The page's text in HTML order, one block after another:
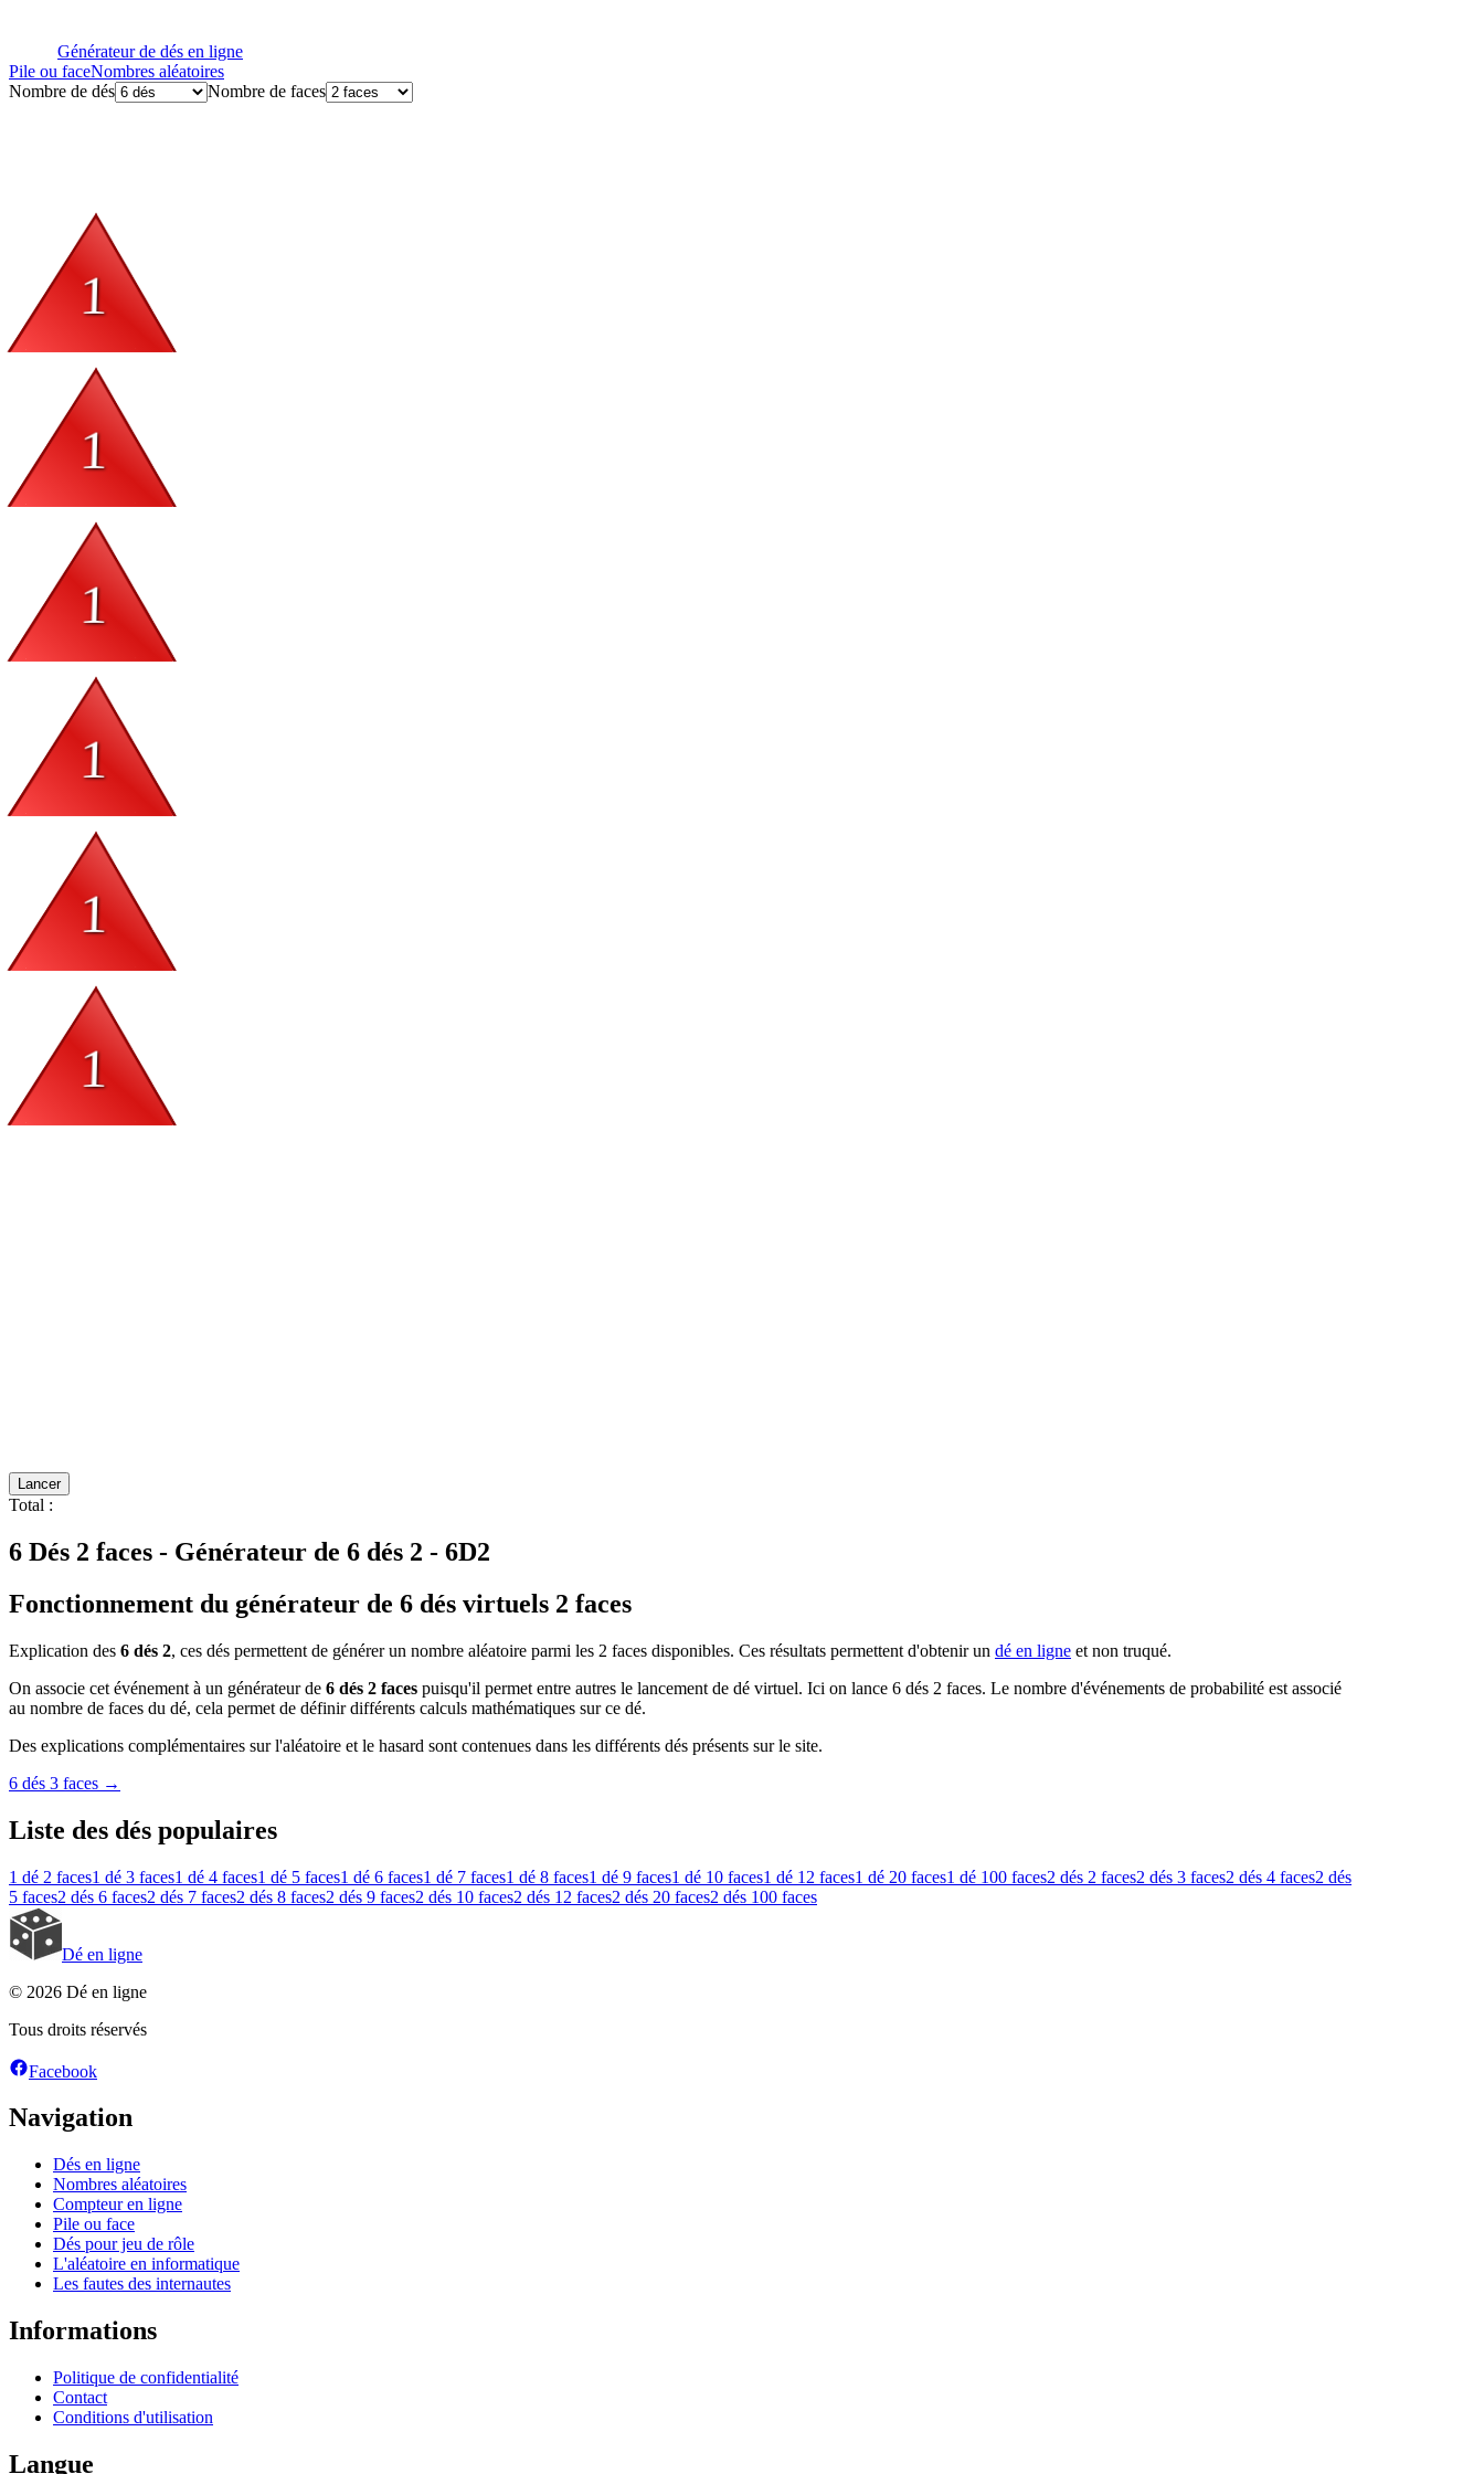
Générateur de dés en ligne
Pile ou faceNombres aléatoires
Nombre de dés
Nombre de faces
Lancer
Total :
6 Dés 2 faces - Générateur de 6 dés 2 - 6D2
Fonctionnement du générateur de 6 dés virtuels 2 faces
Explication des 6 dés 2, ces dés permettent de générer un nombre aléatoire parmi les 2 faces disponibles. Ces résultats permettent d'obtenir un dé en ligne et non truqué.
On associe cet événement à un générateur de 6 dés 2 faces puisqu'il permet entre autres le lancement de dé virtuel. Ici on lance 6 dés 2 faces. Le nombre d'événements de probabilité est associé
au nombre de faces du dé, cela permet de définir différents calculs mathématiques sur ce dé.
Des explications complémentaires sur l'aléatoire et le hasard sont contenues dans les différents dés présents sur le site.
6 dés 3 faces →
Liste des dés populaires
1 dé 2 faces1 dé 3 faces1 dé 4 faces1 dé 5 faces1 dé 6 faces1 dé 7 faces1 dé 8 faces1 dé 9 faces1 dé 10 faces1 dé 12 faces1 dé 20 faces1 dé 100 faces2 dés 2 faces2 dés 3 faces2 dés 4 faces2 dés
5 faces2 dés 6 faces2 dés 7 faces2 dés 8 faces2 dés 9 faces2 dés 10 faces2 dés 12 faces2 dés 20 faces2 dés 100 faces
Dé en ligne
© 2026 Dé en ligne
Tous droits réservés
Facebook
Navigation
Dés en ligne
Nombres aléatoires
Compteur en ligne
Pile ou face
Dés pour jeu de rôle
L'aléatoire en informatique
Les fautes des internautes
Informations
Politique de confidentialité
Contact
Conditions d'utilisation
Langue